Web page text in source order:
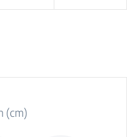
(cm)